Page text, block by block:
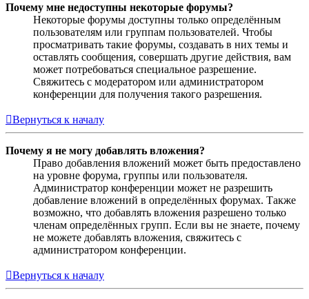
Почему мне недоступны некоторые форумы?
Некоторые форумы доступны только определённым
пользователям или группам пользователей. Чтобы
просматривать такие форумы, создавать в них темы и
оставлять сообщения, совершать другие действия, вам
может потребоваться специальное разрешение.
Свяжитесь с модератором или администратором
конференции для получения такого разрешения.
Вернуться к началу
Почему я не могу добавлять вложения?
Право добавления вложений может быть предоставлено
на уровне форума, группы или пользователя.
Администратор конференции может не разрешить
добавление вложений в определённых форумах. Также
возможно, что добавлять вложения разрешено только
членам определённых групп. Если вы не знаете, почему
не можете добавлять вложения, свяжитесь с
администратором конференции.
Вернуться к началу